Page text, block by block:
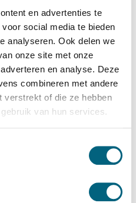
en advertenties te
social media te bieden
analyseren. Ook delen we
onze site met onze
en analyse. Deze
combineren met andere
verstrekt of die ze hebben
van hun services.
brand en
1 / grade I / CEN 1
gecertificeerd in de
1 (60 minuten